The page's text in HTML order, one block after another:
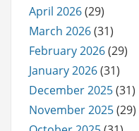
April 2026(29)
March 2026(31)
February 2026(29)
January 2026(31)
December 2025(31)
November 2025(29)